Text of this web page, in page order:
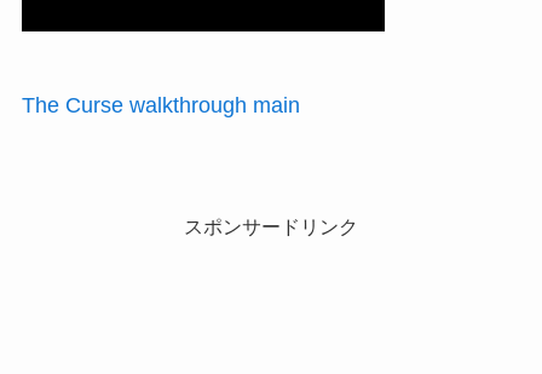
The Curse walkthrough main
スポンサードリンク